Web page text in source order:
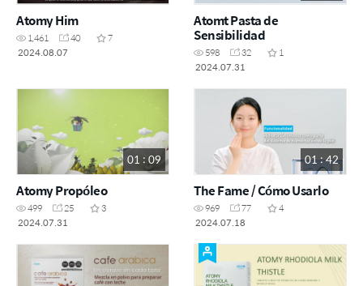
Atomy Him
1,461 40
7
2024.08.07
Atomt Pasta de
Sensibilidad
598 32
1
2024.07.31
01 : 09
Atomy Propóleo
499 25
3
2024.07.31
01 : 42
The Fame / Cómo Usarlo
969 77
4
2024.07.18